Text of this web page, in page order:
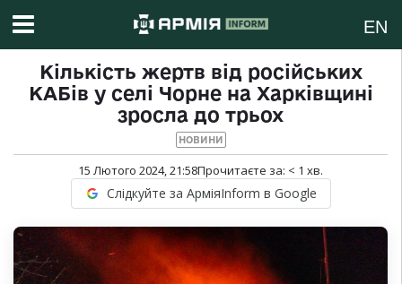
EN
Кількість жертв від російських
КАБів у селі Чорне на Харківщині
зросла до трьох
НОВИНИ
15 Лютого 2024, 21:58Прочитаєте за: < 1 хв.
Слідкуйте за АрміяInform в Google